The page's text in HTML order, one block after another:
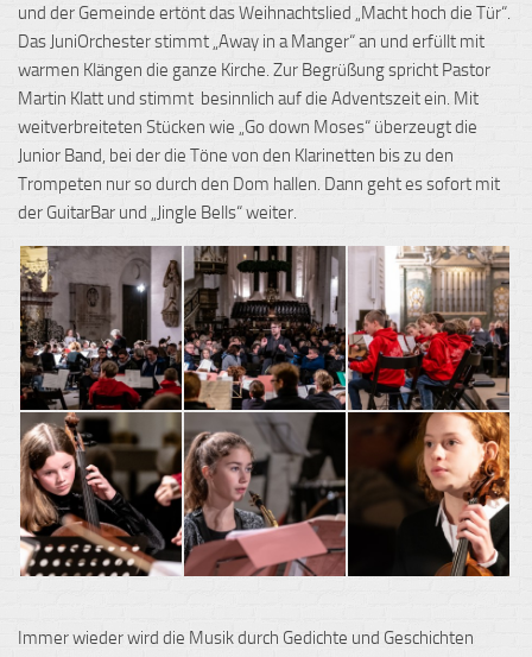
und der Gemeinde ertönt das Weihnachtslied „Macht hoch die Tür“.
Das JuniOrchester stimmt „Away in a Manger“ an und erfüllt mit
warmen Klängen die ganze Kirche. Zur Begrüßung spricht Pastor
Martin Klatt und stimmt besinnlich auf die Adventszeit ein. Mit
weitverbreiteten Stücken wie „Go down Moses“ überzeugt die
Junior Band, bei der die Töne von den Klarinetten bis zu den
Trompeten nur so durch den Dom hallen. Dann geht es sofort mit
der GuitarBar und „Jingle Bells“ weiter.
Immer wieder wird die Musik durch Gedichte und Geschichten